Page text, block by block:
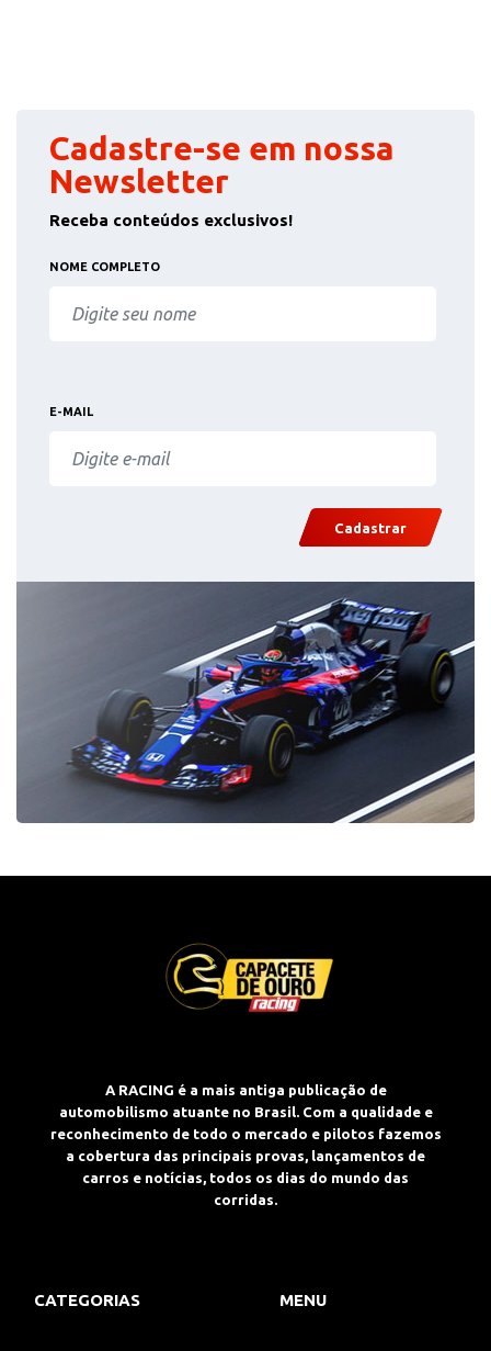
Cadastre-se em nossa
Newsletter
Receba conteúdos exclusivos!
NOME COMPLETO
E-MAIL
Cadastrar
A RACING é a mais antiga publicação de
automobilismo atuante no Brasil. Com a qualidade e
reconhecimento de todo o mercado e pilotos fazemos
a cobertura das principais provas, lançamentos de
carros e notícias, todos os dias do mundo das
corridas.
CATEGORIAS MENU